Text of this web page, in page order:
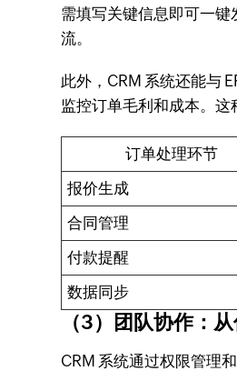
需填写关键信息即可一
流。
此外，CRM 系统还能与
监控订单毛利和成本。
订单处理环节
报价生成
合同管理
付款提醒
数据同步
（3）团队协作：
CRM 系统通过权限管理